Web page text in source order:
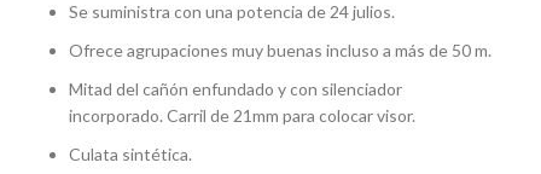
Se suministra con una potencia de 24 julios.
Ofrece agrupaciones muy buenas incluso a más de 50 m.
Mitad del cañón enfundado y con silenciador
incorporado. Carril de 21mm para colocar visor.
Culata sintética.